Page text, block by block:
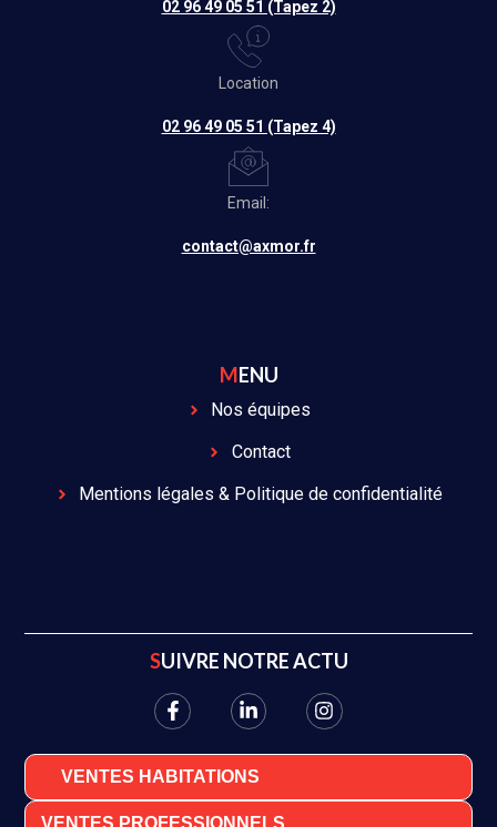
02 96 49 05 51 (Tapez 2)
Location
02 96 49 05 51 (Tapez 4)
Email:
contact@axmor.fr
MENU
Nos équipes
Contact
Mentions légales & Politique de confidentialité
SUIVRE NOTRE ACTU
VENTES HABITATIONS
VENTES PROFESSIONNELS